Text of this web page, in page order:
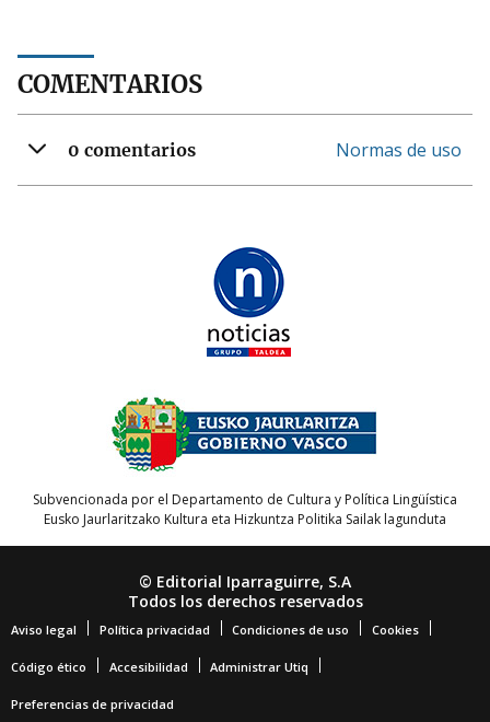
COMENTARIOS
0 comentarios Normas de uso
Subvencionada por el Departamento de Cultura y Política Lingüística
Eusko Jaurlaritzako Kultura eta Hizkuntza Politika Sailak lagunduta
© Editorial Iparraguirre, S.A
Todos los derechos reservados
Aviso legal Política privacidad Condiciones de uso Cookies
Código ético Accesibilidad Administrar Utiq
Preferencias de privacidad